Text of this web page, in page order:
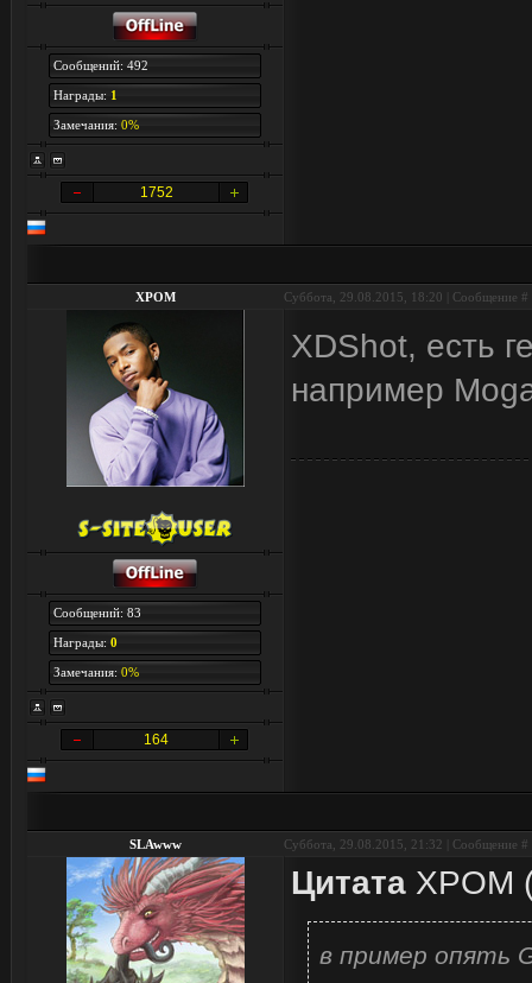
Сообщений: 492
Награды: 1
Замечания: 0%
1752
XPOM Суббота, 29.08.2015, 18:20 | Сообщение #
Сообщений: 83
Награды: 0
Замечания: 0%
164
XDShot, есть
например
SLAwww Суббота, 29.08.2015, 21:32 | Сообщение #
Цитата XPOM
в пример опять